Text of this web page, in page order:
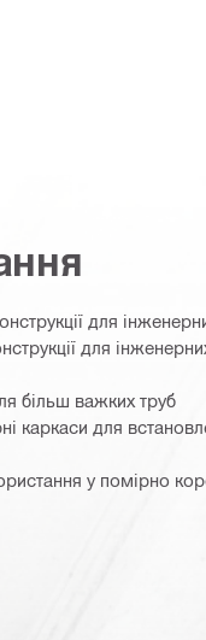
для
для
більш важких труб
каркаси для
у помірно